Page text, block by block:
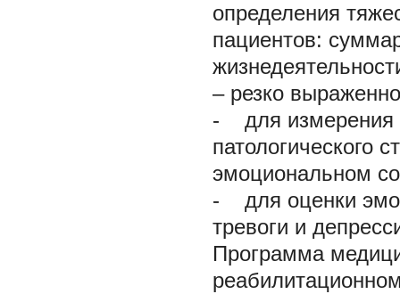
определения
пациентов:
– резко
- для измерения
патологического
эмоциональном
- для оценки
тревоги и
Программа